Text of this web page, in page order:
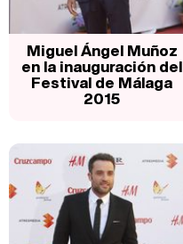
Miguel Ángel Muñoz
en la inauguración del
Festival de Málaga
2015